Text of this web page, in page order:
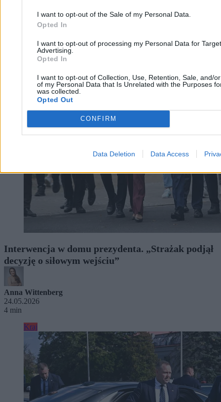
I want to opt-out of the Sale of my Personal Data.
Opted In
I want to opt-out of processing my Personal Data for
Advertising.
Opted In
I want to opt-out of Collection, Use, Retention, Sale, and/
of my Personal Data that Is Unrelated with the Purposes
was collected.
Opted Out
CONFIRM
Data Deletion Data Access
Interwencja w domu prezydenta. „Strażak podjął
decyzję o siłowym wejściu”
Anna Wittenberg
24.05.2026
4 min
Kraj